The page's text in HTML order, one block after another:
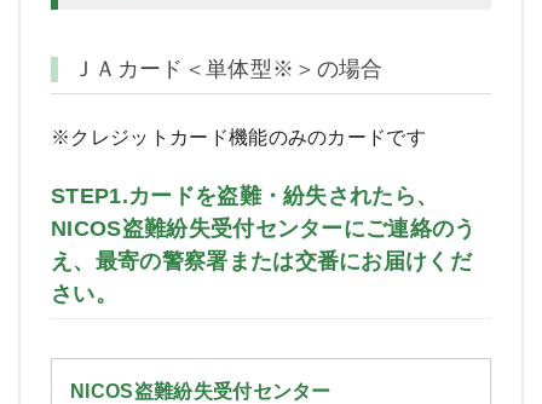
ＪＡカード＜単体型※＞の場合
※クレジットカード機能のみのカードです
STEP1.カードを盗難・紛失されたら、
NICOS盗難紛失受付センターにご連絡のう
え、最寄の警察署または交番にお届けくだ
さい。
NICOS盗難紛失受付センター